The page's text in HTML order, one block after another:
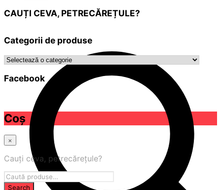
CAUȚI CEVA, PETRECĂREȚULE?
Categorii de produse
Facebook
Coș
×
Cauți ceva, petrecărețule?